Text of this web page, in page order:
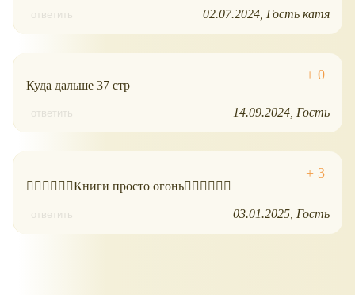
ответить 02.07.2024 Гость катя
Куда дальше 37 стр
ответить 14.09.2024 Гость
❤️‍🔥❤️‍🔥❤️‍🔥Книги просто огонь❤️‍🔥❤️‍🔥❤️‍🔥
ответить 03.01.2025 Гость